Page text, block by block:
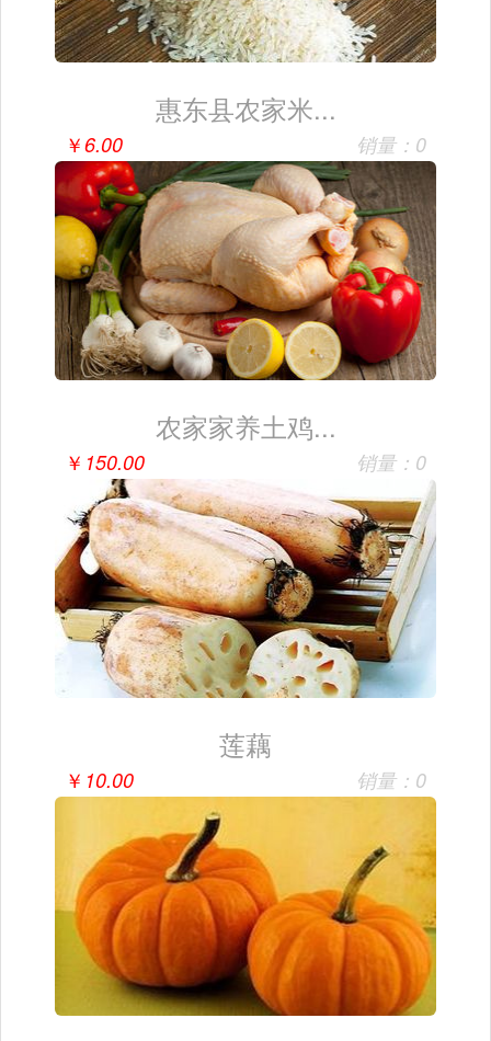
惠东县农家米...
￥6.00 销量：0
农家家养土鸡...
￥ 150.00 销量：0
莲藕
￥ 10.00 销量：0